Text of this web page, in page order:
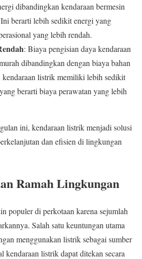
dibandingkan kendaraan bermesin
berarti lebih sedikit energi yang
yang lebih rendah.
: Biaya pengisian daya kendaraan
dibandingkan dengan biaya bahan
listrik memiliki lebih sedikit
berarti biaya perawatan yang lebih
ini, kendaraan listrik menjadi solusi
dan efisien di lingkungan
Ramah Lingkungan
populer di perkotaan karena sejumlah
Salah satu keuntungan utama
menggunakan listrik sebagai sumber
kendaraan listrik dapat ditekan secara